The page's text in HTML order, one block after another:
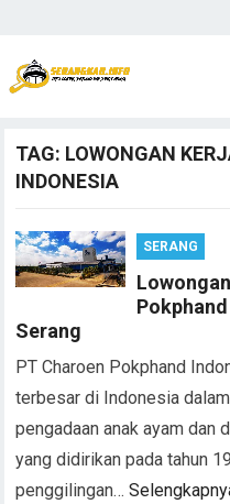
TAG: LOWONGAN
INDONESIA
SERANG
Serang
PT Charoen Pokphand
terbesar di Indonesia
pengadaan anak ayam dan
yang didirikan pada tahun
penggilingan…